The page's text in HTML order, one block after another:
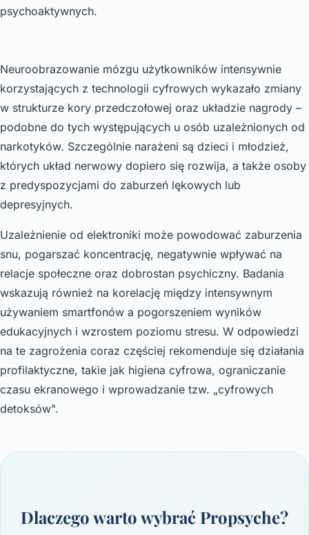
psychoaktywnych.
Neuroobrazowanie mózgu użytkowników intensywnie
korzystających z technologii cyfrowych wykazało zmiany
w strukturze kory przedczołowej oraz układzie nagrody –
podobne do tych występujących u osób uzależnionych od
narkotyków. Szczególnie narażeni są dzieci i młodzież,
których układ nerwowy dopiero się rozwija, a także osoby
z predyspozycjami do zaburzeń lękowych lub
depresyjnych.
Uzależnienie od elektroniki może powodować zaburzenia
snu, pogarszać koncentrację, negatywnie wpływać na
relacje społeczne oraz dobrostan psychiczny. Badania
wskazują również na korelację między intensywnym
używaniem smartfonów a pogorszeniem wyników
edukacyjnych i wzrostem poziomu stresu. W odpowiedzi
na te zagrożenia coraz częściej rekomenduje się działania
profilaktyczne, takie jak higiena cyfrowa, ograniczanie
czasu ekranowego i wprowadzanie tzw. „cyfrowych
detoksów".
Dlaczego warto wybrać Propsyche?